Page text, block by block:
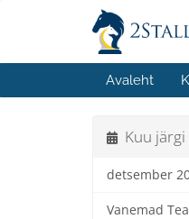
Avaleht
Kuu järgi
detsember
Vanemad